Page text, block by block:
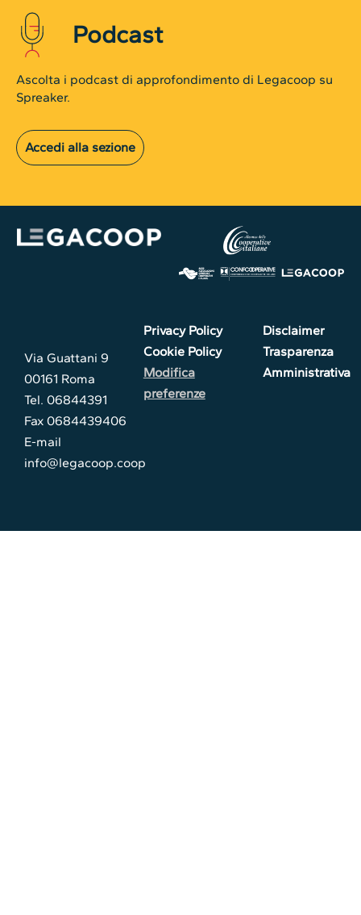
Podcast
Ascolta i podcast di approfondimento di Legacoop su
Spreaker.
Accedi alla sezione
Via Guattani 9
00161 Roma
Tel. 06844391
Fax 0684439406
E-mail
info@legacoop.coop
Privacy Policy
Cookie Policy
Modifica
preferenze
Disclaimer
Trasparenza
Amministrativa